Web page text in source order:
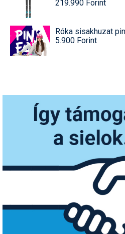
219.990 Forint
Róka sisakhuzat
5.900 Forint